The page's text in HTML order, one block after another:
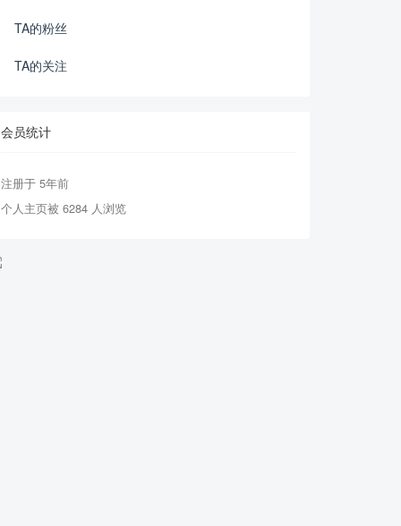
TA的粉丝
TA的关注
会员统计
注册于 5年前
个人主页被 6284 人浏览